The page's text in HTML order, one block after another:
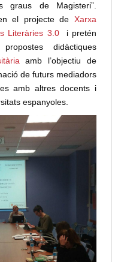
graus de Magisteri”.
el projecte de Xarxa
Literàries 3.0i pretén
didàctiques
amb l’objectiu de
de futurs mediadors
amb altres docents i
espanyoles.